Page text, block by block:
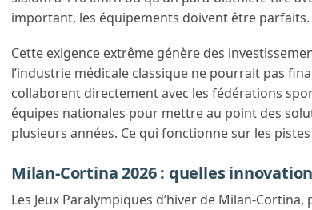
important, les équipements doivent être parfaits.
Cette exigence extrême génère des
l’industrie médicale classique ne pourrait pas
collaborent directement avec les fédérations
équipes nationales pour mettre au point des
plusieurs années. Ce qui fonctionne sur les
Milan-Cortina 2026 : quelles
Les Jeux Paralympiques d’hiver de Milan-